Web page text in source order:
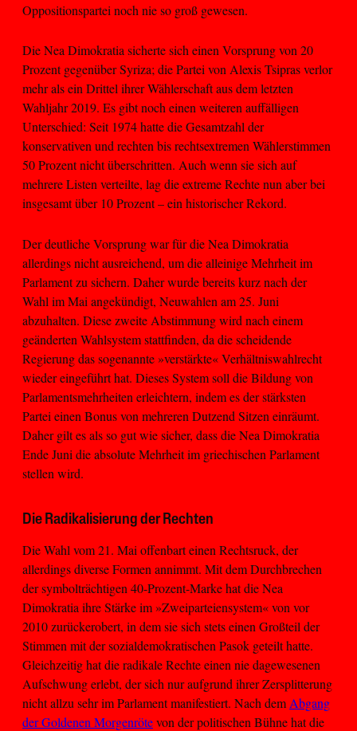
Oppositionspartei noch nie so groß gewesen.
Die Nea Dimokratia sicherte sich einen Vorsprung von 20
Prozent gegenüber Syriza; die Partei von Alexis Tsipras verlor
mehr als ein Drittel ihrer Wählerschaft aus dem letzten
Wahljahr 2019. Es gibt noch einen weiteren auffälligen
Unterschied: Seit 1974 hatte die Gesamtzahl der
konservativen und rechten bis rechtsextremen Wählerstimmen
50 Prozent nicht überschritten. Auch wenn sie sich auf
mehrere Listen verteilte, lag die extreme Rechte nun aber bei
insgesamt über 10 Prozent – ein historischer Rekord.
Der deutliche Vorsprung war für die Nea Dimokratia
allerdings nicht ausreichend, um die alleinige Mehrheit im
Parlament zu sichern. Daher wurde bereits kurz nach der
Wahl im Mai angekündigt, Neuwahlen am 25. Juni
abzuhalten. Diese zweite Abstimmung wird nach einem
geänderten Wahlsystem stattfinden, da die scheidende
Regierung das sogenannte »verstärkte« Verhältniswahlrecht
wieder eingeführt hat. Dieses System soll die Bildung von
Parlamentsmehrheiten erleichtern, indem es der stärksten
Partei einen Bonus von mehreren Dutzend Sitzen einräumt.
Daher gilt es als so gut wie sicher, dass die Nea Dimokratia
Ende Juni die absolute Mehrheit im griechischen Parlament
stellen wird.
Die Radikalisierung der Rechten
Die Wahl vom 21. Mai offenbart einen Rechtsruck, der
allerdings diverse Formen annimmt. Mit dem Durchbrechen
der symbolträchtigen 40-Prozent-Marke hat die Nea
Dimokratia ihre Stärke im »Zweiparteiensystem« von vor
2010 zurückerobert, in dem sie sich stets einen Großteil der
Stimmen mit der sozialdemokratischen Pasok geteilt hatte.
Gleichzeitig hat die radikale Rechte einen nie dagewesenen
Aufschwung erlebt, der sich nur aufgrund ihrer Zersplitterung
nicht allzu sehr im Parlament manifestiert. Nach dem Abgang
der Goldenen Morgenrötevon der politischen Bühne hat die